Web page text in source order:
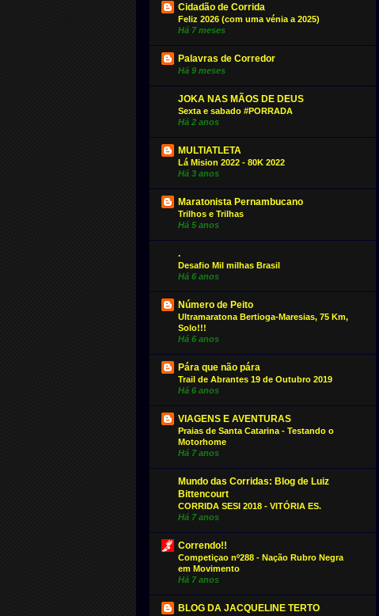
Cidadão de Corrida
Feliz 2026 (com uma vénia a 2025)
Há 7 meses
Palavras de Corredor
Há 9 meses
JOKA NAS MÃOS DE DEUS
Sexta e sabado #PORRADA
Há 2 anos
MULTIATLETA
Lá Mision 2022 - 80K 2022
Há 3 anos
Maratonista Pernambucano
Trilhos e Trilhas
Há 5 anos
.
Desafio Mil milhas Brasil
Há 6 anos
Número de Peito
Ultramaratona Bertioga-Maresias, 75 Km,
Solo!!!
Há 6 anos
Pára que não pára
Trail de Abrantes 19 de Outubro 2019
Há 6 anos
VIAGENS E AVENTURAS
Praias de Santa Catarina - Testando o
Motorhome
Há 7 anos
Mundo das Corridas: Blog de Luiz
Bittencourt
CORRIDA SESI 2018 - VITÓRIA ES.
Há 7 anos
Correndo!!
Competiçao nº288 - Nação Rubro Negra
em Movimento
Há 7 anos
BLOG DA JACQUELINE TERTO